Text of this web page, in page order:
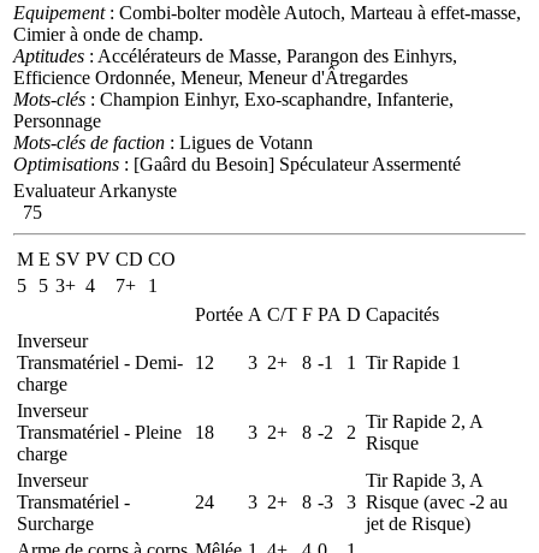
Equipement: Combi-bolter modèle Autoch, Marteau à effet-masse,
Cimier à onde de champ.
Aptitudes : Accélérateurs de Masse, Parangon des Einhyrs,
Efficience Ordonnée, Meneur, Meneur d'Âtregardes
Mots-clés : Champion Einhyr, Exo-scaphandre, Infanterie,
Personnage
Mots-clés de faction : Ligues de Votann
Optimisations : [Gaârd du Besoin] Spéculateur Assermenté
Evaluateur Arkanyste
75
M E SV PV CD CO
5
5 3+ 4 7+
1
Portée A C/T F PA D Capacités
Inverseur
Transmatériel - Demi-
charge
12 3 2+ 8 -1 1 Tir Rapide 1
Inverseur
Transmatériel - Pleine
charge
18 3 2+ 8 -2 2
Tir Rapide 2, A
Risque
Inverseur
Transmatériel -
Surcharge
24 3 2+ 8 -3 3
Tir Rapide 3, A
Risque (avec -2 au
jet de Risque)